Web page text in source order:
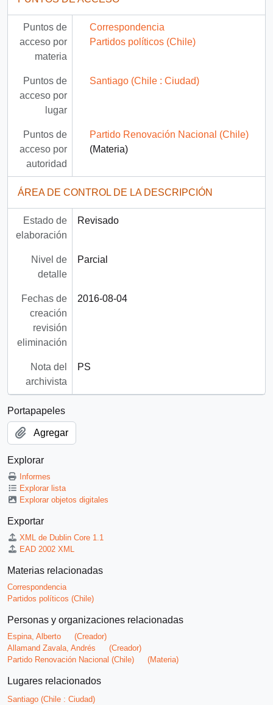
Puntos de
acceso por
materia
Correspondencia
Partidos políticos (Chile)
Puntos de
acceso por
lugar
Santiago (Chile : Ciudad)
Puntos de
acceso por
autoridad
Partido Renovación Nacional (Chile)
(Materia)
ÁREA DE CONTROL DE LA DESCRIPCIÓN
Estado de
elaboración
Revisado
Nivel de
detalle
Parcial
Fechas de
creación
revisión
eliminación
2016-08-04
Nota del
archivista
PS
Portapapeles
Agregar
Explorar
Informes
Explorar lista
Explorar objetos digitales
Exportar
XML de Dublin Core 1.1
EAD 2002 XML
Materias relacionadas
Correspondencia
Partidos políticos (Chile)
Personas y organizaciones relacionadas
Espina, Alberto
(Creador)
Allamand Zavala, Andrés
(Creador)
Partido Renovación Nacional (Chile)
(Materia)
Lugares relacionados
Santiago (Chile : Ciudad)